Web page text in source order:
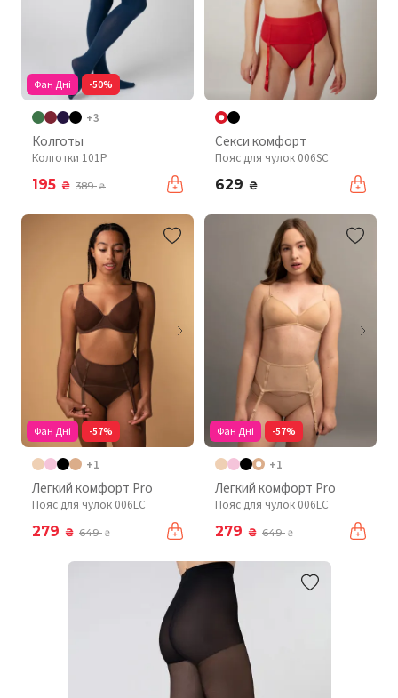
Фан Дні -50%
+3
Колготы
Колготки 101P
195 ₴ 389₴
Секси комфорт
Пояс для чулок 006SC
629 ₴
Фан Дні -57%
+1
Легкий комфорт Pro
Пояс для чулок 006LC
279 ₴ 649₴
Фан Дні -57%
+1
Легкий комфорт Pro
Пояс для чулок 006LC
279 ₴ 649₴